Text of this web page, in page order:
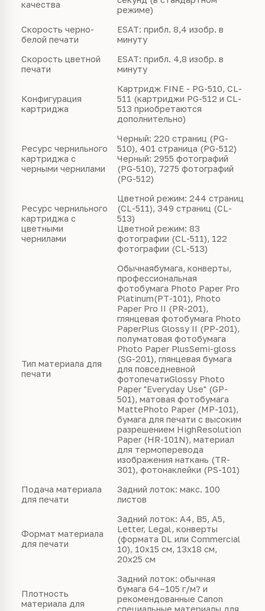
качества
режиме)
Скорость черно-
белой печати
ESAT: прибл. 8,4 изобр. в
минуту
Скорость цветной
печати
ESAT: прибл. 4,8 изобр. в
минуту
Конфигурация
картриджа
Картридж FINE - PG-510, CL-
511 (картриджи PG-512 и CL-
513 приобретаются
дополнительно)
Ресурс чернильного
картриджа с
черными чернилами
Черный: 220 страниц (PG-
510), 401 страница (PG-512)
Черный: 2955 фотографий
(PG-510), 7275 фотографий
(PG-512)
Ресурс чернильного
картриджа с
цветными
чернилами
Цветной режим: 244 страниц
(CL-511), 349 страниц (CL-
513)
Цветной режим: 83
фотографии (CL-511), 122
фотографии (CL-513)
Тип материала для
печати
Обычнаябумага, конверты,
профессиональная
фотобумага Photo Paper Pro
Platinum(PT-101), Photo
Paper Pro II (PR-201),
глянцевая фотобумага Photo
PaperPlus Glossy II (PP-201),
полуматовая фотобумага
Photo Paper PlusSemi-gloss
(SG-201), глянцевая бумага
для повседневной
фотопечатиGlossy Photo
Paper "Everyday Use" (GP-
501), матовая фотобумага
MattePhoto Paper (MP-101),
бумага для печати с высоким
разрешением HighResolution
Paper (HR-101N), материал
для термоперевода
изображения наткань (TR-
301), фотонаклейки (PS-101)
Подача материала
для печати
Задний лоток: макс. 100
листов
Формат материала
для печати
Задний лоток: A4, B5, A5,
Letter, Legal, конверты
(формата DL или Commercial
10), 10х15 см, 13х18 см,
20х25 см
Плотность
материала для
Задний лоток: обычная
бумага 64–105 г/м? и
рекомендованные Canon
специальные материалы для